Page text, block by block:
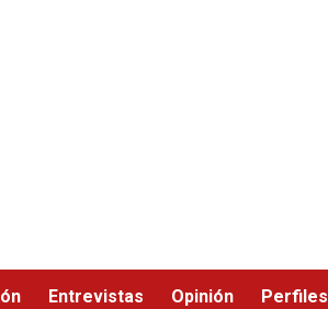
Entrevistas Opinión Perfiles